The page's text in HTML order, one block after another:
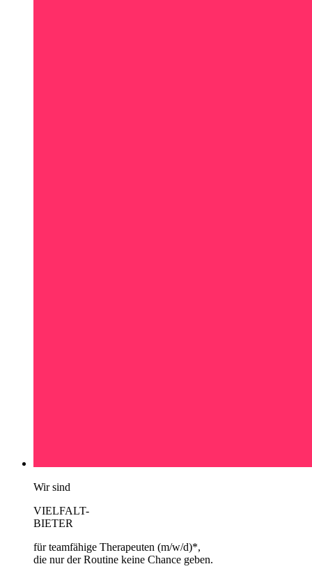
Wir sind
VIELFALT-
BIETER
für teamfähige Therapeuten (m/w/d)*,
die nur der Routine keine Chance geben.